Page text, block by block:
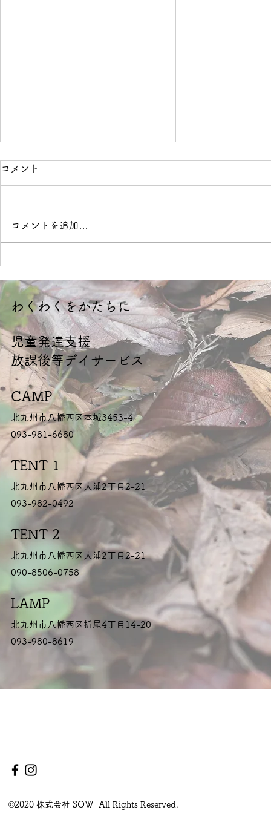
コメント
コメントを追加…
​児童発達支援
放課後等デイサービス
CAMP
北九州市八幡西区本城3453-4
093-981-6680
​わくわくをかたちに
TENT 1
北九州市八幡西区大浦2丁目2-21
093-982-0492
LAMP
北九州市八幡西区折尾4丁目14-20
093-980-8619
TENT 2
北九州市八幡西区大浦2丁目2-21
090-8506-0758
©2020 株式会社 SOW All Rights Reserved.